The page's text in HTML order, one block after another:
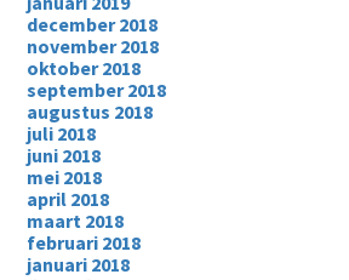
december 2018
november 2018
oktober 2018
september 2018
augustus 2018
juli 2018
juni 2018
mei 2018
april 2018
maart 2018
februari 2018
januari 2018